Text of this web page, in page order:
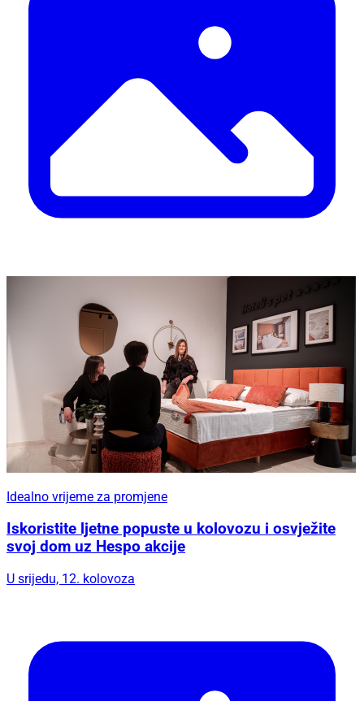
Idealno vrijeme za promjene
Iskoristite ljetne popuste u kolovozu i osvježite
svoj dom uz Hespo akcije
U srijedu, 12. kolovoza